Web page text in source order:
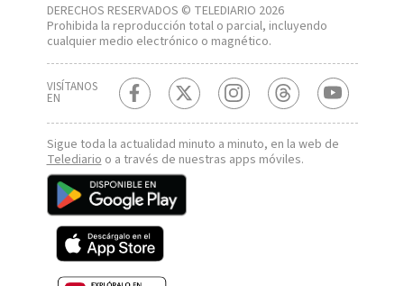
DERECHOS RESERVADOS © TELEDIARIO 2026
Prohibida la reproducción total o parcial, incluyendo
cualquier medio electrónico o magnético.
VISÍTANOS
EN
Sigue toda la actualidad minuto a minuto, en la web de
Telediario o a través de nuestras apps móviles.